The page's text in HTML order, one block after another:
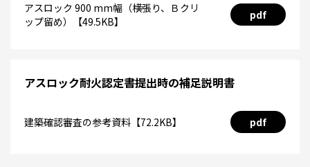
アスロック 900 mm幅（横張り、Ｂクリ
ップ留め）【49.5KB】
pdf
アスロック耐火認定書提出時の補足説明書
建築確認審査の参考資料【72.2KB】 pdf